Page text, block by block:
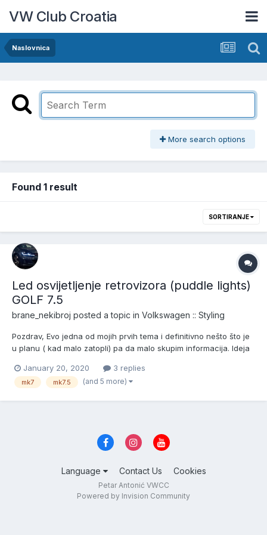
VW Club Croatia
Naslovnica
More search options
Found 1 result
SORTIRANJE
Led osvijetljenje retrovizora (puddle lights)
GOLF 7.5
brane_nekibroj posted a topic in Volkswagen :: Styling
Pozdrav, Evo jedna od mojih prvih tema i definitivno nešto što je
u planu ( kad malo zatopli) pa da malo skupim informacija. Ideja
za razliku od golfa 6 malo teže nalazim informacije, primarno koji
konektor, pin i koja...
January 20, 2020 3 replies
mk7 mk7.5 (and 5 more)
Language Contact Us Cookies
Petar Antonić VWCC
Powered by Invision Community